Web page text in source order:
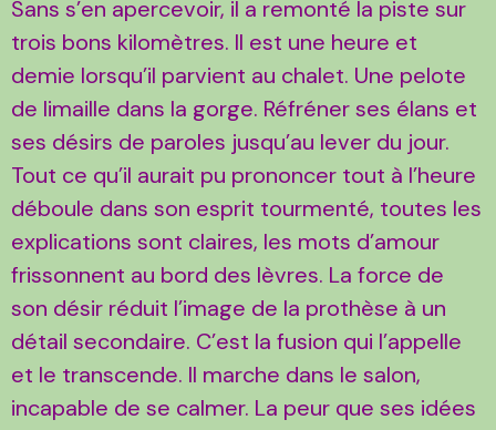
Sans s’en apercevoir, il a remonté la piste sur
trois bons kilomètres. Il est une heure et
demie lorsqu’il parvient au chalet. Une pelote
de limaille dans la gorge. Réfréner ses élans et
ses désirs de paroles jusqu’au lever du jour.
Tout ce qu’il aurait pu prononcer tout à l’heure
déboule dans son esprit tourmenté, toutes les
explications sont claires, les mots d’amour
frissonnent au bord des lèvres. La force de
son désir réduit l’image de la prothèse à un
détail secondaire. C’est la fusion qui l’appelle
et le transcende. Il marche dans le salon,
incapable de se calmer. La peur que ses idées